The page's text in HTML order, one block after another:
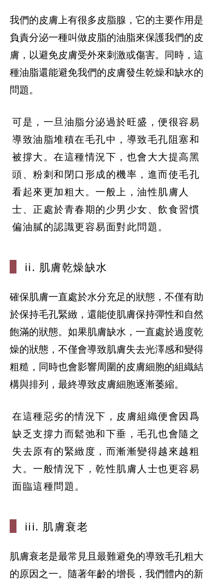
我們的皮膚上有很多皮脂腺，它的主要作用是
負責分泌一種叫做皮脂的油脂來保護我們的皮
膚，以避免皮膚受外來刺激或傷害。同時，這
種油脂還能避免我們的皮膚發生乾燥和缺水的
問題。
可是，一旦油脂分泌過於旺盛，便很容易
導致油脂堆積在毛孔中，導致毛孔阻塞和
被撐大。在這種情況下，也會大大提高黑
頭、粉刺和閉口形成的機率，進而使毛孔
看起來更加粗大。一般上，油性肌膚人
士、正處於青春期的少男少女、飲食習慣
偏油膩的認識更容易面對此問題。
ii. 肌膚乾燥缺水
確保肌膚一直處於水分充足的狀態，不僅有助
於保持毛孔緊緻，還能使肌膚保持彈性和自然
飽滿的狀態。如果肌膚缺水，一直處於過度乾
燥的狀態，不僅會導致肌膚失去光澤感和變得
粗糙，同時也會影響周圍的皮膚細胞的組織結
構與排列，最終導致皮膚細胞逐漸萎縮。
在這種惡劣的情況下，皮膚組織便會因爲
缺乏支撐力而鬆弛和下垂，毛孔也會隨之
失去原有的緊緻度，而漸漸變得越來越粗
大。一般情況下，乾性肌膚人士也更容易
面臨這種問題。
iii. 肌膚衰老
肌膚衰老是最常見且最難避免的導致毛孔粗大
的原因之一。隨著年齡的增長，我們體内的新